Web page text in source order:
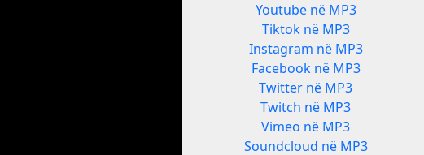
Youtube në MP3
Tiktok në MP3
Instagram në MP3
Facebook në MP3
Twitter në MP3
Twitch në MP3
Vimeo në MP3
Soundcloud në MP3